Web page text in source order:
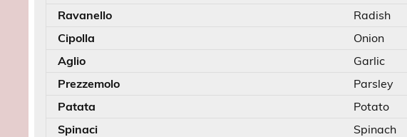
Ravanello
Radish
Cipolla
Onion
Aglio
Garlic
Prezzemolo
Parsley
Patata
Potato
Spinaci
Spinach